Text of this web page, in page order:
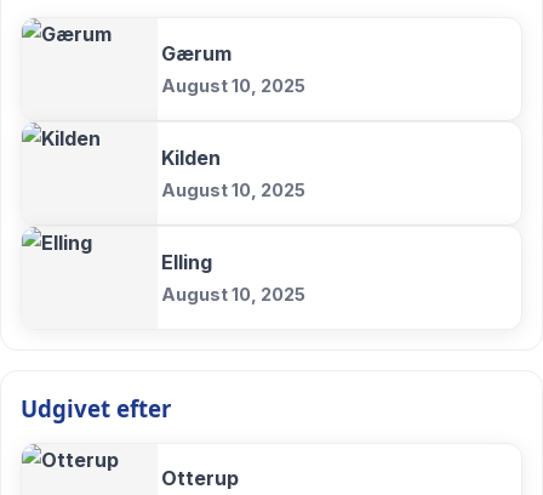
Gærum
August 10, 2025
Kilden
August 10, 2025
Elling
August 10, 2025
Udgivet efter
Otterup